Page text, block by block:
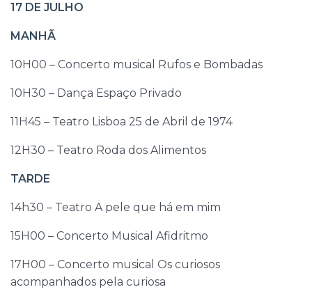
17 DE JULHO
MANHÃ
10H00 – Concerto musical Rufos e Bombadas
10H30 – Dança Espaço Privado
11H45 – Teatro Lisboa 25 de Abril de 1974
12H30 – Teatro Roda dos Alimentos
TARDE
14h30 – Teatro A pele que há em mim
15H00 – Concerto Musical Afidritmo
17H00 – Concerto musical Os curiosos
acompanhados pela curiosa